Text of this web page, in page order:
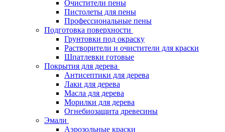
Очистители пены
Пистолеты для пены
Профессиональные пены
Подготовка поверхности
Грунтовки под окраску
Растворители и очистители для краски
Шпатлевки готовые
Покрытия для дерева
Антисептики для дерева
Лаки для дерева
Масла для дерева
Морилки для дерева
Огнебиозащита древесины
Эмали
Аэрозольные краски